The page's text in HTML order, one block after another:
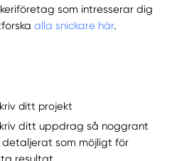
som intresserar dig
alla snickare här.
ditt projekt
ditt uppdrag så noggrant
detaljerat som möjligt för